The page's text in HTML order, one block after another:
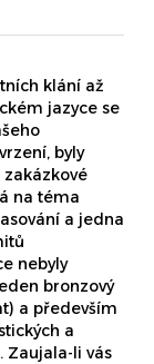
klání až
jazyce se
byly
na téma
a jedna
nebyly
bronzový
a především
a
Zaujala-li vás